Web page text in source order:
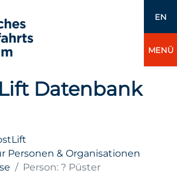
EN
MENÜ
Datenbank
Personen & Organisationen
Person: ? Püster